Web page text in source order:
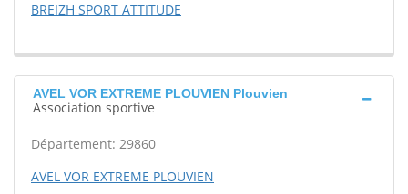
BREIZH SPORT ATTITUDE
AVEL VOR EXTREME PLOUVIEN Plouvien
Association sportive
Département: 29860
AVEL VOR EXTREME PLOUVIEN